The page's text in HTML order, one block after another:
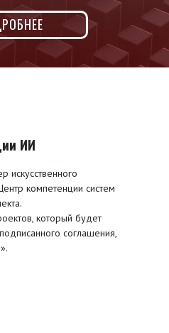
ИИ
искусственного
компетенции систем
который будет
соглашения,